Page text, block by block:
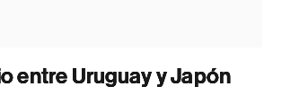
entre Uruguay y Japón